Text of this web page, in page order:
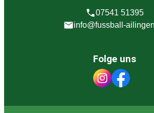
07541 51395
info@fussball-
Folge uns